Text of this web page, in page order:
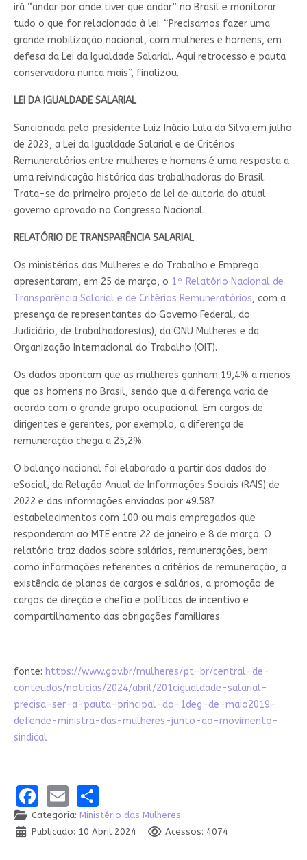
irá “andar por onde tiver que andar” no Brasil e monitorar
tudo o que for relacionado à lei. “Precisamos fazer uma
grande mobilização nacional, com mulheres e homens, em
defesa da Lei da Igualdade Salarial. Aqui retrocesso e pauta
conservadora nunca mais”, finalizou.
LEI DA IGUALDADE SALARIAL
Sancionada pelo presidente Luiz Inácio Lula da Silva em julho
de 2023, a Lei da Igualdade Salarial e de Critérios
Remuneratórios entre mulheres e homens é uma resposta a
uma reivindicação histórica das trabalhadoras do Brasil.
Trata-se do primeiro projeto de lei de autoria do atual
governo aprovado no Congresso Nacional.
RELATÓRIO DE TRANSPARÊNCIA SALARIAL
Os ministérios das Mulheres e do Trabalho e Emprego
apresentaram, em 25 de março, o 1º Relatório Nacional de
Transparência Salarial e de Critérios Remuneratórios, com a
presença de representantes do Governo Federal, do
Judiciário, de trabalhadores(as), da ONU Mulheres e da
Organização Internacional do Trabalho (OIT).
Os dados apontam que as mulheres ganham 19,4% a menos
que os homens no Brasil, sendo que a diferença varia de
acordo com o grande grupo ocupacional. Em cargos de
dirigentes e gerentes, por exemplo, a diferença de
remuneração chega a 25,2%.
O balanço nacional foi elaborado a partir dos dados do
eSocial, da Relação Anual de Informações Sociais (RAIS) de
2022 e das informações enviadas por 49.587
estabelecimentos com 100 ou mais empregados que
responderam ao MTE entre 22 de janeiro e 8 de março. O
relatório traz dados sobre salários, remunerações, bem
como informações referentes a critérios de remuneração, a
existência de planos de cargos e salários, a promoção de
cargos de direção e chefia e políticas de incentivo e
compartilhamento das obrigações familiares.
fonte: https://www.gov.br/mulheres/pt-br/central-de-
conteudos/noticias/2024/abril/201cigualdade-salarial-
precisa-ser-a-pauta-principal-do-1deg-de-maio2019-
defende-ministra-das-mulheres-junto-ao-movimento-
sindical
Facebook
EmailShare
Categoria: Ministério das Mulheres
Publicado: 10 Abril 2024
Acessos: 4074